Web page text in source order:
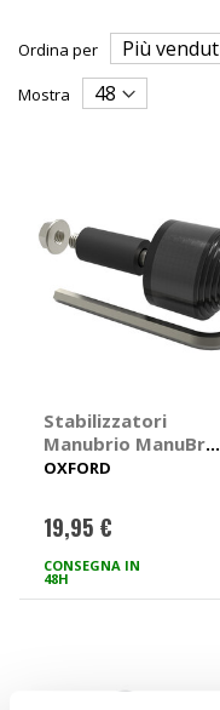
Ordina per
Mostra
Stabilizzatori
Manubrio ManuBrio
Ends - OXFORD
OXFORD
19,95 €
CONSEGNA IN
48H